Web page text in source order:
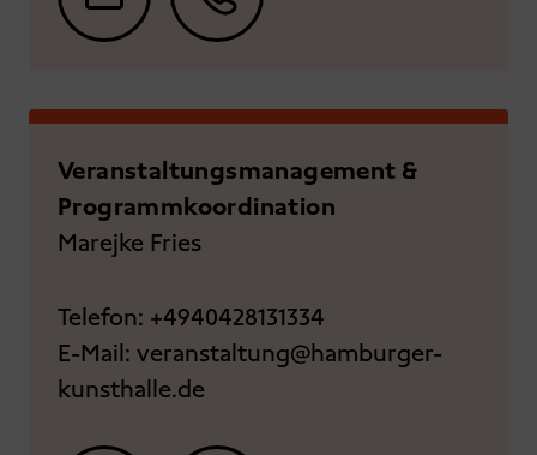
Veranstaltungsmanagement &
Programmkoordination
Marejke Fries
Telefon: +4940428131334
E-Mail: veranstaltung@hamburger-
kunsthalle.de